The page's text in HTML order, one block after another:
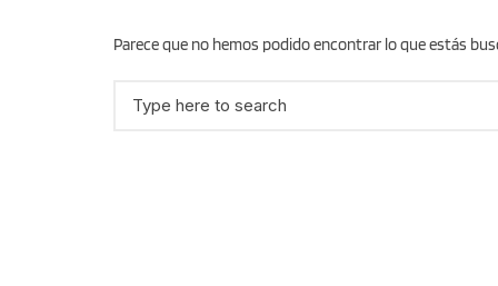
Parece que no hemos podido encontrar lo que estás